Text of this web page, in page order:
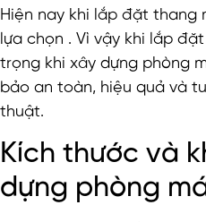
Hiện nay khi lắp đặt thang
lựa chọn . Vì vậy khi lắp
trọng khi xây dựng phòng
bảo an toàn, hiệu quả và
thuật.
Kích thước và
dựng phòng